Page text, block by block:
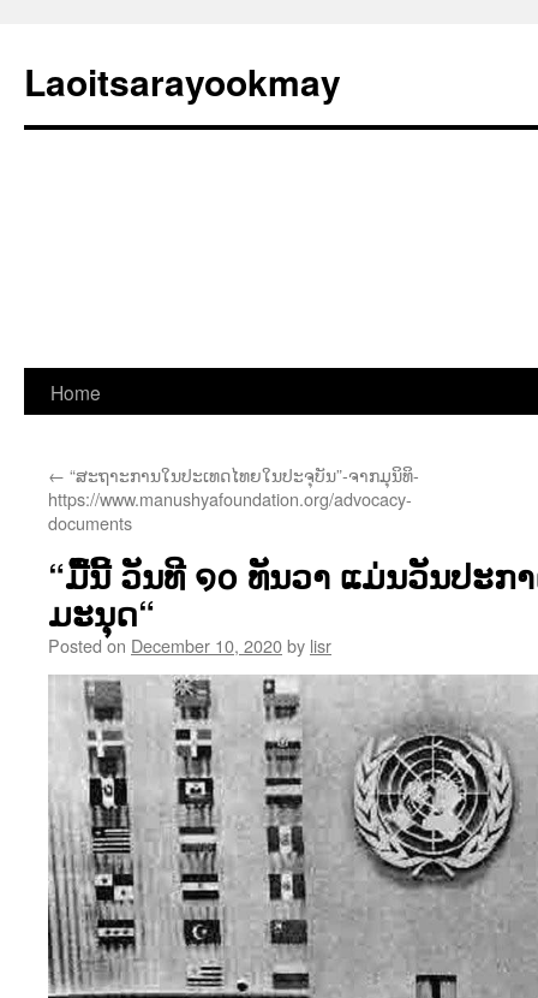
Laoitsarayookmay
Skip
content
Home
← “ສະຖາະການໃນປະເທດໄທຍໃນປະຈຸບັນ”-ຈາກມຸນິທິ-
https://www.manushyafoundation.org/advocacy-
documents
“ມື້ນີ້ ວັນທີ ໑໐ ທັນວາ ແມ່ນວັນປະກ
ມະນຸດ“
Posted on December 10, 2020by lisr